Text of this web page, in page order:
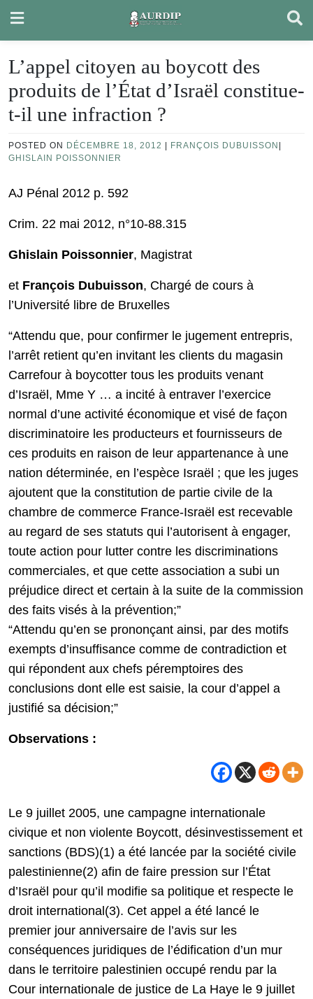
content
L’appel citoyen au boycott des
produits de l’État d’Israël constitue-
t-il une infraction ?
POSTED ON DÉCEMBRE 18, 2012 FRANÇOIS DUBUISSON
GHISLAIN POISSONNIER
AJ Pénal 2012 p. 592
Crim. 22 mai 2012, n°10-88.315
Ghislain Poissonnier, Magistrat
et François Dubuisson, Chargé de cours à
l’Université libre de Bruxelles
“Attendu que, pour confirmer le jugement entrepris,
l’arrêt retient qu’en invitant les clients du magasin
Carrefour à boycotter tous les produits venant
d’Israël, Mme Y … a incité à entraver l’exercice
normal d’une activité économique et visé de façon
discriminatoire les producteurs et fournisseurs de
ces produits en raison de leur appartenance à une
nation déterminée, en l’espèce Israël ; que les juges
ajoutent que la constitution de partie civile de la
chambre de commerce France-Israël est recevable
au regard de ses statuts qui l’autorisent à engager,
toute action pour lutter contre les discriminations
commerciales, et que cette association a subi un
préjudice direct et certain à la suite de la commission
des faits visés à la prévention;”
“Attendu qu’en se prononçant ainsi, par des motifs
exempts d’insuffisance comme de contradiction et
qui répondent aux chefs péremptoires des
conclusions dont elle est saisie, la cour d’appel a
justifié sa décision;”
Observations :
Le 9 juillet 2005, une campagne internationale
civique et non violente Boycott, désinvestissement et
sanctions (BDS)(1) a été lancée par la société civile
palestinienne(2) afin de faire pression sur l’État
d’Israël pour qu’il modifie sa politique et respecte le
droit international(3). Cet appel a été lancé le
premier jour anniversaire de l’avis sur les
conséquences juridiques de l’édification d’un mur
dans le territoire palestinien occupé rendu par la
Cour internationale de justice de La Haye le 9 juillet